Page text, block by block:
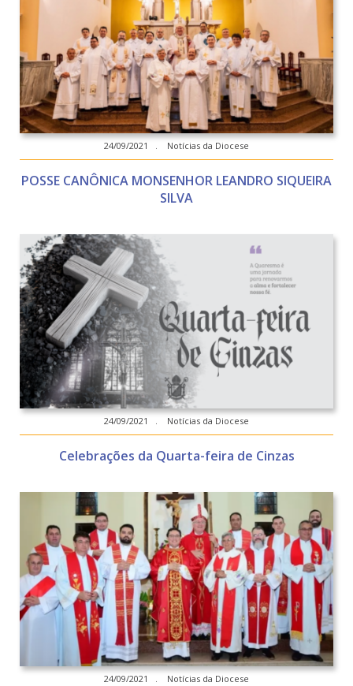
24/09/2021 . Notícias da Diocese
POSSE CANÔNICA MONSENHOR LEANDRO SIQUEIRA
SILVA
24/09/2021 . Notícias da Diocese
Celebrações da Quarta-feira de Cinzas
24/09/2021 . Notícias da Diocese